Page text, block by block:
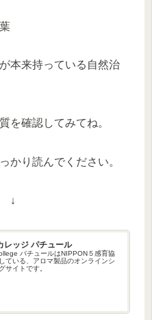
本来持っている自然治
を確認してみてね。
かり読んでください。
↓
レッジ パチュール
パチュールはNIPPON５感育協
ている、アロマ製品のオンラインシ
サイトです。